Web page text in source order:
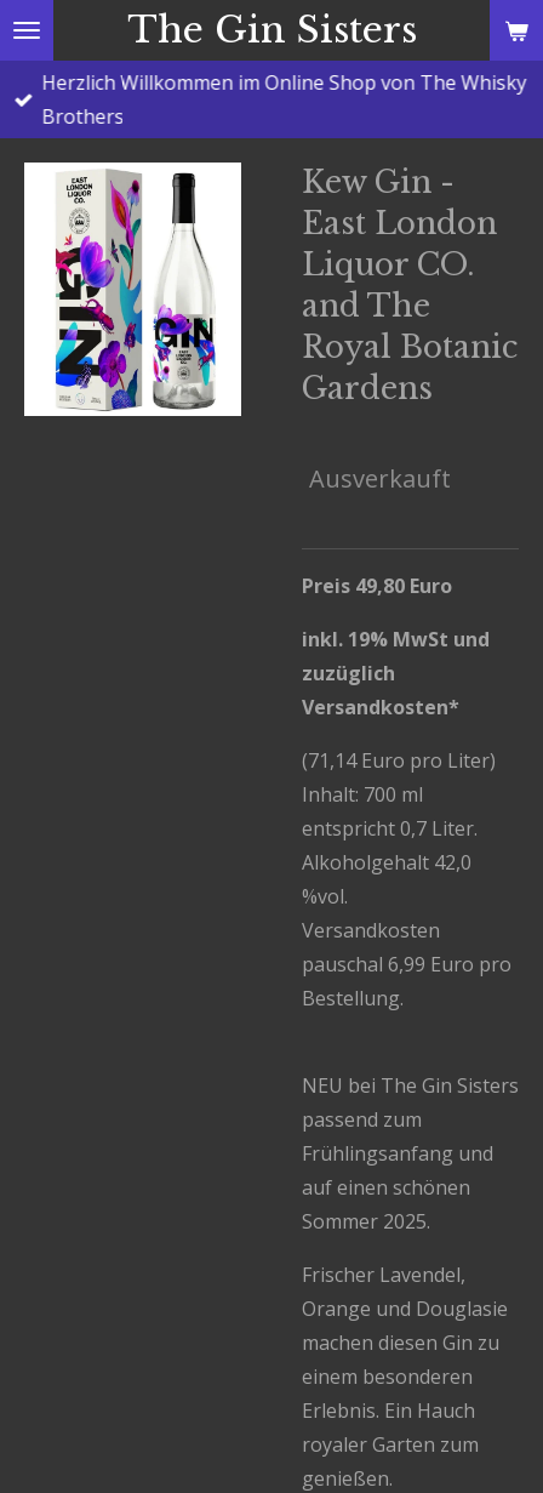
Zum
Hauptinhalt
springen
The Gin Sisters
Herzlich Willkommen im Online Shop von The Whisky
Brothers
Kew Gin -
East London
Liquor CO.
and The
Royal Botanic
Gardens
Ausverkauft
Preis 49,80 Euro
inkl. 19% MwSt und
zuzüglich
Versandkosten*
(71,14 Euro pro Liter)
Inhalt: 700 ml
entspricht 0,7 Liter.
Alkoholgehalt 42,0
%vol.
Versandkosten
pauschal 6,99 Euro pro
Bestellung.
NEU bei The Gin Sisters
passend zum
Frühlingsanfang und
auf einen schönen
Sommer 2025.
Frischer Lavendel,
Orange und Douglasie
machen diesen Gin zu
einem besonderen
Erlebnis. Ein Hauch
royaler Garten zum
genießen.